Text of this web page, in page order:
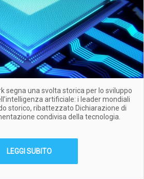
segna una svolta storica per lo sviluppo
artificiale: i leader mondiali
storico, ribattezzato Dichiarazione di
condivisa della tecnologia.
LEGGI SUBITO